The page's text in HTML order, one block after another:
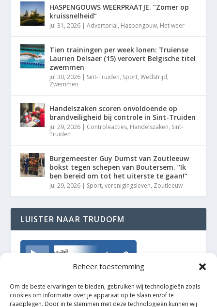
Beheer toestemming
Om de beste ervaringen te bieden, gebruiken wij technologieën zoals
cookies om informatie over je apparaat op te slaan en/of te
raadplegen. Door in te stemmen met deze technologieën kunnen wij
HASPENGOUWS WEERPRAATJE. “Zomer op
kruissnelheid”
jul 31, 2026 |Advertorial, Haspengouw, Het weer
Tien trainingen per week lonen: Truiense
Laurien Delsaer (15) verovert Belgische titel
zwemmen
jul 30, 2026 | Sint-Truiden, Sport,Wedstrijd,
Zwemmen
Handelszaken scoren onvoldoende op
brandveiligheid bij controle in Sint-Truiden
jul 29, 2026 | Controleacties, Handelszaken, Sint-
Truiden
Burgemeester Guy Dumst van Zoutleeuw
bokst tegen schepen van Boutersem. “Ik
ben bereid om tot het uiterste te gaan!”
jul 29, 2026 | Sport,verenigingsleven, Zoutleeuw
LUISTER NAAR TRUDOFM
TrudoFM